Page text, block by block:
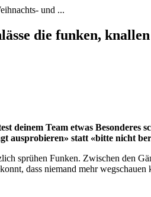
und ...
die funken,
deinem Team etwas
ausprobieren» statt «bitte nicht
sprühen Funken. Zwischen den
dass niemand mehr